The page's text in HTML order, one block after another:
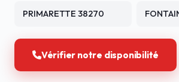
PRIMARETTE 38270
Vérifier notre disponibilité